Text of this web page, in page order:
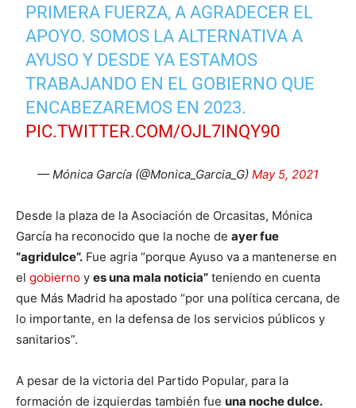
PRIMERA FUERZA, A AGRADECER EL
APOYO. SOMOS LA ALTERNATIVA A
AYUSO Y DESDE YA ESTAMOS
TRABAJANDO EN EL GOBIERNO QUE
ENCABEZAREMOS EN 2023.
PIC.TWITTER.COM/OJL7INQY90
— Mónica García (@Monica_Garcia_G) May 5, 2021
Desde la plaza de la Asociación de Orcasitas, Mónica
García ha reconocido que la noche de ayer fue
“agridulce”. Fue agria “porque Ayuso va a mantenerse en
el gobierno y es una mala noticia” teniendo en cuenta
que Más Madrid ha apostado “por una política cercana, de
lo importante, en la defensa de los servicios públicos y
sanitarios”.
A pesar de la victoria del Partido Popular, para la
formación de izquierdas también fue una noche dulce.